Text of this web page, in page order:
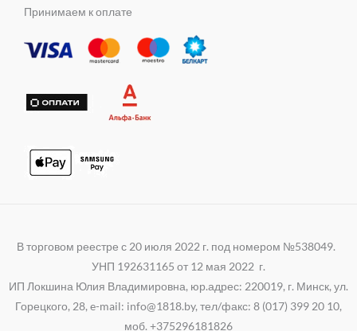
n
i
k
e
t
a
p
e
m
Принимаем к оплате
В торговом реестре с 20 июля 2022 г. под номером №538049.
УНП 192631165 от 12 мая 2022 г.
ИП Локшина Юлия Владимировна, юр.адрес: 220019, г. Минск, ул.
Горецкого, 28, e-mail: info@1818.by, тел/факс: 8 (017) 399 20 10,
моб. +375296181826